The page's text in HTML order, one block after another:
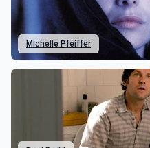
Michelle Pfeiffer